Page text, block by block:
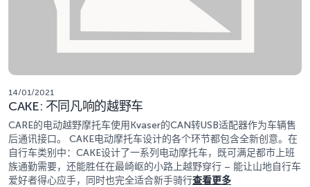
14/01/2021
CAKE: 不同凡响的越野车
CARE的电动越野摩托车使用Kvaser的CAN转USB适配器作为车辆售
后通讯接口。 CAKE电动摩托车设计的各个环节都包含全新创意。在
自行车类别中：CAKE设计了一系列电动摩托车，既可满足都市上班
族通勤需要，还能胜任在最崎岖的小路上越野穿行 – 能让山地自行车
爱好者得心应手，同时也完全适合新手骑行查看更多